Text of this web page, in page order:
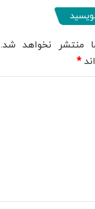
منتشر نخواهد شد.
*